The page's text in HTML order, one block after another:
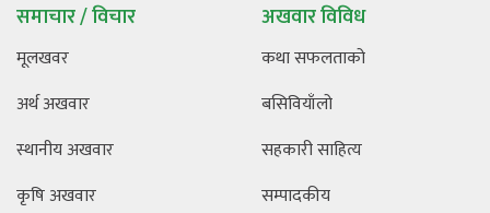
समाचार / विचार
मूलखवर
अर्थ अखवार
स्थानीय अखवार
कृषि अखवार
अखवार विविध
कथा सफलताको
बसिवियाँलो
सहकारी साहित्य
सम्पादकीय